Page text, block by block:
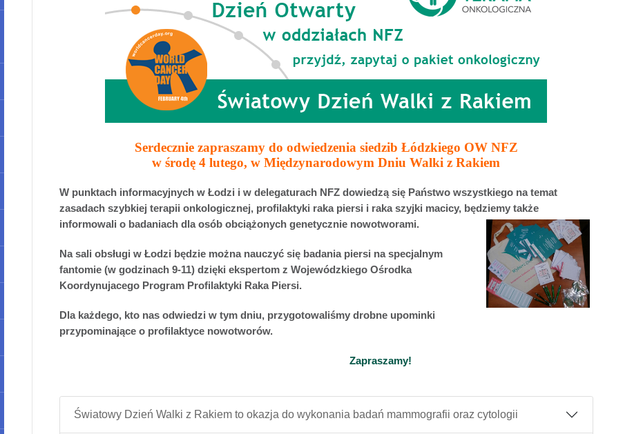
Serdecznie zapraszamy do odwiedzenia siedzib Łódzkiego OW NFZ
w środę 4 lutego, w Międzynarodowym Dniu Walki z Rakiem
W punktach informacyjnych w Łodzi i w delegaturach NFZ dowiedzą się Państwo wszystkiego na temat
zasadach szybkiej terapii onkologicznej, profilaktyki raka piersi i raka szyjki macicy, będziemy także
informowali o badaniach dla osób obciążonych genetycznie nowotworami.
Na sali obsługi w Łodzi będzie można nauczyć się badania piersi na specjalnym
fantomie (w godzinach 9-11) dzięki ekspertom z Wojewódzkiego Ośrodka
Koordynujacego Program Profilaktyki Raka Piersi.
Dla każdego, kto nas odwiedzi w tym dniu, przygotowaliśmy drobne upominki
przypominające o profilaktyce nowotworów.
Zapraszamy!
Światowy Dzień Walki z Rakiem to okazja do wykonania badań mammografii oraz cytologii